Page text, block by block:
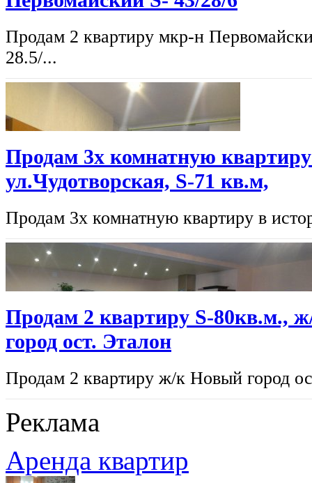
Продам 2 квартиру мкр-н
28.5/...
Продам 3х комнатную
ул.Чудотворская, S-71 кв.м,
Продам 3х комнатную квартиру в
Продам 2 квартиру S-80кв.м.,
город ост. Эталон
Продам 2 квартиру ж/к Новый город
Реклама
Аренда квартир